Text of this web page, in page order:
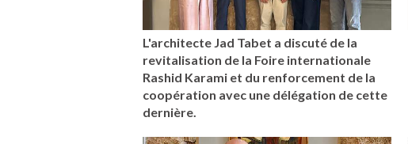
L'architecte Jad Tabet a discuté de la
revitalisation de la Foire internationale
Rashid Karami et du renforcement de la
coopération avec une délégation de cette
dernière.